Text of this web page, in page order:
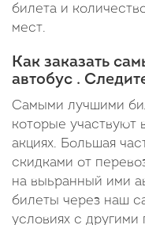
билета и
мест.
Как заказать
автобус .
Самыми лучшими
которые участвуют
акциях. Большая
скидками от
на выьранный ими
билеты через наш
условиях с